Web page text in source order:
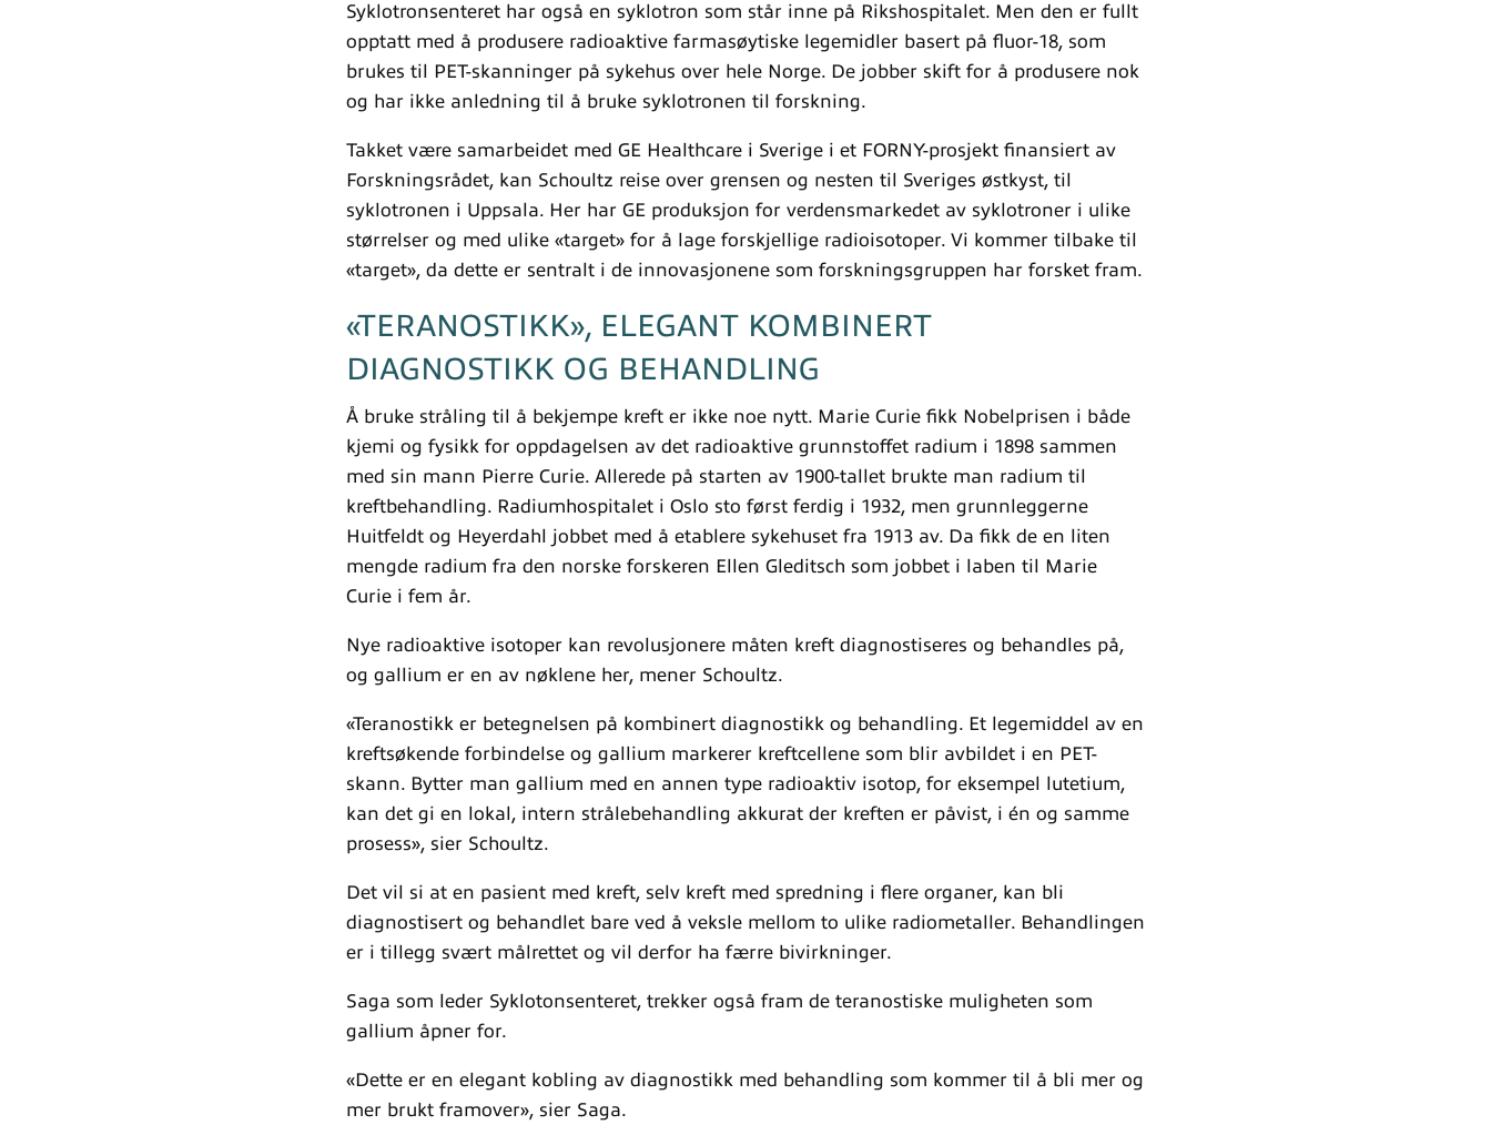
Syklotronsenteret har også en syklotron som står inne på Rikshospitalet. Men den er fullt
opptatt med å produsere radioaktive farmasøytiske legemidler basert på fluor-18, som
brukes til PET-skanninger på sykehus over hele Norge. De jobber skift for å produsere nok
og har ikke anledning til å bruke syklotronen til forskning.
Takket være samarbeidet med GE Healthcare i Sverige i et FORNY-prosjekt finansiert av
Forskningsrådet, kan Schoultz reise over grensen og nesten til Sveriges østkyst, til
syklotronen i Uppsala. Her har GE produksjon for verdensmarkedet av syklotroner i ulike
størrelser og med ulike «target» for å lage forskjellige radioisotoper. Vi kommer tilbake til
«target», da dette er sentralt i de innovasjonene som forskningsgruppen har forsket fram.
«TERANOSTIKK», ELEGANT KOMBINERT
DIAGNOSTIKK OG BEHANDLING
Å bruke stråling til å bekjempe kreft er ikke noe nytt. Marie Curie fikk Nobelprisen i både
kjemi og fysikk for oppdagelsen av det radioaktive grunnstoffet radium i 1898 sammen
med sin mann Pierre Curie. Allerede på starten av 1900-tallet brukte man radium til
kreftbehandling. Radiumhospitalet i Oslo sto først ferdig i 1932, men grunnleggerne
Huitfeldt og Heyerdahl jobbet med å etablere sykehuset fra 1913 av. Da fikk de en liten
mengde radium fra den norske forskeren Ellen Gleditsch som jobbet i laben til Marie
Curie i fem år.
Nye radioaktive isotoper kan revolusjonere måten kreft diagnostiseres og behandles på,
og gallium er en av nøklene her, mener Schoultz.
«Teranostikk er betegnelsen på kombinert diagnostikk og behandling. Et legemiddel av en
kreftsøkende forbindelse og gallium markerer kreftcellene som blir avbildet i en PET-
skann. Bytter man gallium med en annen type radioaktiv isotop, for eksempel lutetium,
kan det gi en lokal, intern strålebehandling akkurat der kreften er påvist, i én og samme
prosess», sier Schoultz.
Det vil si at en pasient med kreft, selv kreft med spredning i flere organer, kan bli
diagnostisert og behandlet bare ved å veksle mellom to ulike radiometaller. Behandlingen
er i tillegg svært målrettet og vil derfor ha færre bivirkninger.
Saga som leder Syklotonsenteret, trekker også fram de teranostiske muligheten som
gallium åpner for.
«Dette er en elegant kobling av diagnostikk med behandling som kommer til å bli mer og
mer brukt framover», sier Saga.